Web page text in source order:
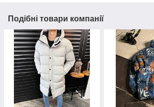
Подібні товари компанії